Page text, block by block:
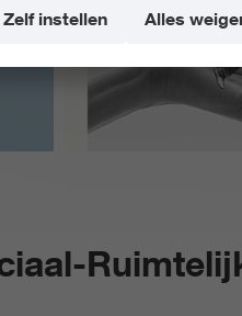
Zelf instellen Alles